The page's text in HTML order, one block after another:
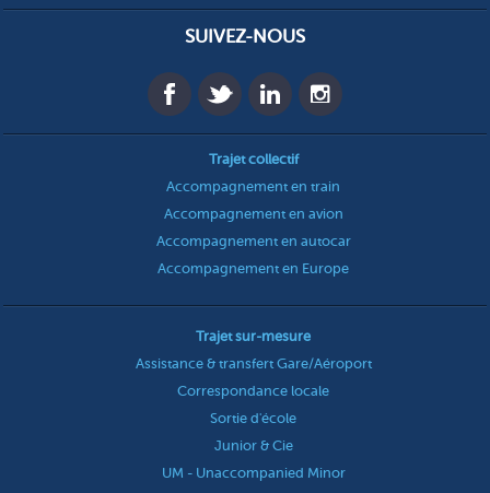
SUIVEZ-NOUS
Trajet collectif
Accompagnement en train
Accompagnement en avion
Accompagnement en autocar
Accompagnement en Europe
Trajet sur-mesure
Assistance & transfert Gare/Aéroport
Correspondance locale
Sortie d'école
Junior & Cie
UM - Unaccompanied Minor